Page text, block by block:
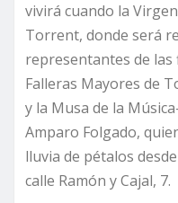
vivirá cuando la
Torrent, donde será
representantes de
Falleras Mayores de
y la Musa de la
Amparo Folgado,
lluvia de pétalos
calle Ramón y Cajal, 7.